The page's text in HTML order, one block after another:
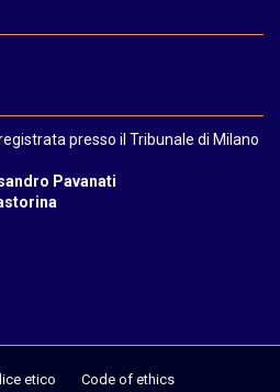
presso il Tribunale di Milano
Pavanati
etico Code of ethics